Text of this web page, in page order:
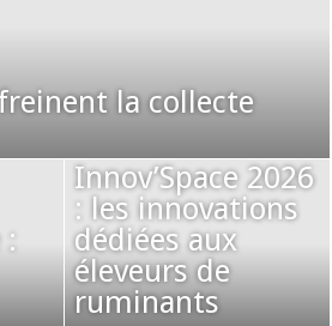
la collecte
Innov’Space 2026
: les innovations
dédiées aux
éleveurs de
ruminants